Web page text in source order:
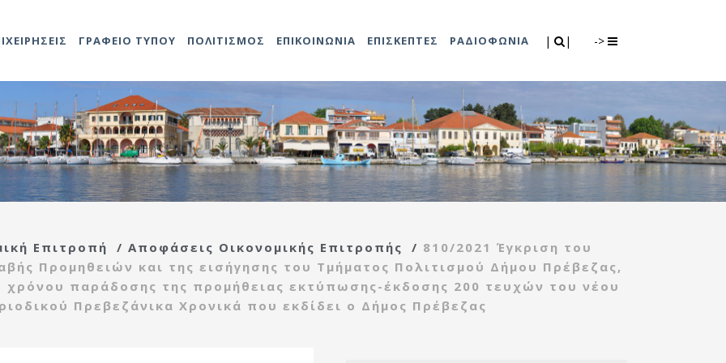
| | ->
Αντιδήμαρχοι
Γενικός
Γραμματέας
Σύμβουλοι
Οργανόγραμμα
Video
Προκηρύξεις
Προσλήψεων
Ανακοινώσεις
Αναρτήσεις
Διάφορες
Ληξιαρχείο
Δημοτολόγιο
Κέντρο
εξυπηρέτησης
πολιτών(ΚΕΠ)
Πολεοδομία
Τμήμα Πρόνοιας
Κέντρο
γυναικών
Κέντρο ανοιχτής
προστασίας
ηλικιωμένων
Άδειες καταστημάτων
Προκηρύξεις – Διαγωνισμοί
2014-2020
2021-2027
ΓΡΑΦΕΙΟ ΤΥΠΟΥ ΠΟΛΙΤΙΣΜΟΣ
Αναρτήσεις
Δομές Πολιτισμού
Πολιτιστικές εκδηλώσεις
ΕΠΙΚΟΙΝΩΝΙΑ ΕΠΙΣΚΕΠΤΕΣ ΡΑΔΙΟΦΩΝΙΑ
Επιτροπή / Αποφάσεις Οικονομικής Επιτροπής / 810/2021 Έγκριση του
Προμηθειών και της εισήγησης του Τμήματος Πολιτισμού Δήμου Πρέβεζας,
παράδοσης της προμήθειας εκτύπωσης-έκδοσης 200 τευχών του νέου
Πρεβεζάνικα Χρονικά που εκδίδει ο Δήμος Πρέβεζας